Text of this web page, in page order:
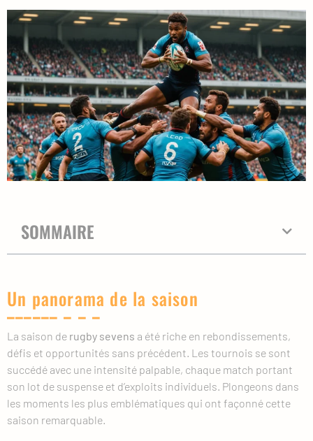
SOMMAIRE
Un panorama de la saison
La saison de rugby sevens a été riche en rebondissements,
défis et opportunités sans précédent. Les tournois se sont
succédé avec une intensité palpable, chaque match portant
son lot de suspense et d’exploits individuels. Plongeons dans
les moments les plus emblématiques qui ont façonné cette
saison remarquable.